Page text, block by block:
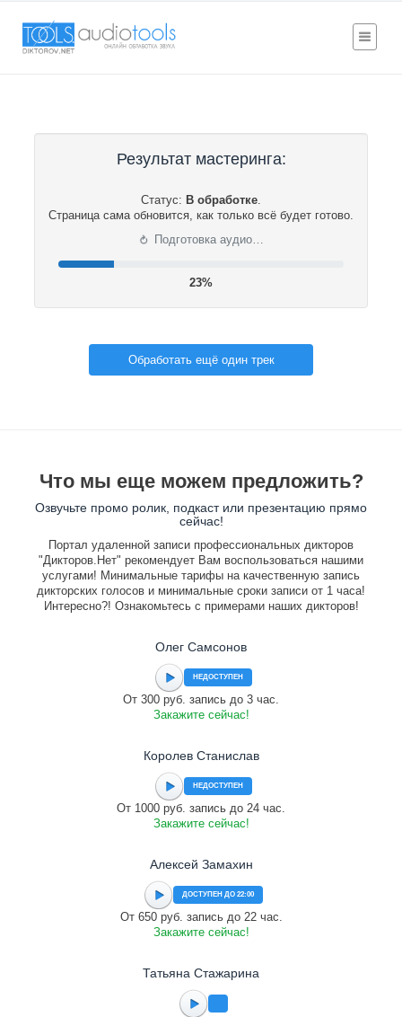
Результат мастеринга:
Статус: В обработке.
Страница сама обновится, как только всё будет готово.
⟳ Подготовка аудио…
24%
Обработать ещё один трек
Что мы еще можем предложить?
Озвучьте промо ролик, подкаст или презентацию прямо
сейчас!
Портал удаленной записи профессиональных дикторов
"Дикторов.Нет" рекомендует Вам воспользоваться нашими
услугами! Минимальные тарифы на качественную запись
дикторских голосов и минимальные сроки записи от 1 часа!
Интересно?! Ознакомьтесь с примерами наших дикторов!
Олег Самсонов
НЕДОСТУПЕН
От 300 руб. запись до 3 час.
Закажите сейчас!
Королев Станислав
НЕДОСТУПЕН
От 1000 руб. запись до 24 час.
Закажите сейчас!
Алексей Замахин
ДОСТУПЕН ДО 22:00
От 650 руб. запись до 22 час.
Закажите сейчас!
Татьяна Стажарина